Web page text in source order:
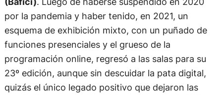
por la pandemia y haber tenido, en 2021, un
esquema de exhibición mixto, con un puñado de
funciones presenciales y el grueso de la
programación online, regresó a las salas para su
23º edición, aunque sin descuidar la pata digital,
quizás el único legado positivo que dejaron las